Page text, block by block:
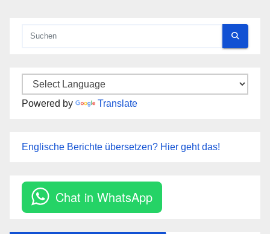
Powered by Translate
Englische Berichte übersetzen? Hier geht das!
Chat in WhatsApp